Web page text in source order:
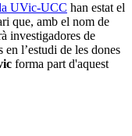
UVic-UCC han estat el
que, amb el nom de
investigadores de
l’estudi de les dones
forma part d'aquest